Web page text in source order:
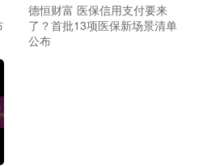
德恒财富 医保信用支付要来
了？首批13项医保新场景清单
公布